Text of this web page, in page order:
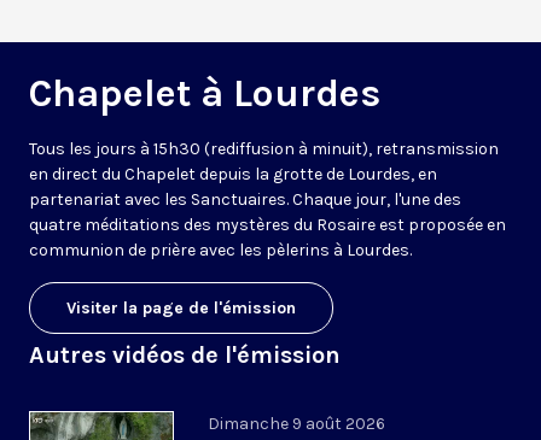
Chapelet à Lourdes
Tous les jours à 15h30 (rediffusion à minuit), retransmission
en direct du Chapelet depuis la grotte de Lourdes, en
partenariat avec les Sanctuaires. Chaque jour, l'une des
quatre méditations des mystères du Rosaire est proposée en
communion de prière avec les pèlerins à Lourdes.
Visiter la page de l'émission
Autres vidéos de l'émission
Dimanche 9 août 2026